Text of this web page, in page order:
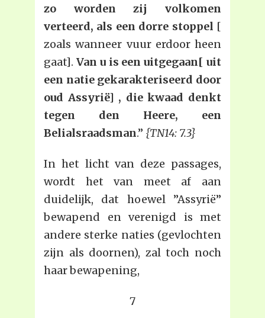
zo worden zij volkomen
verteerd, als een dorre stoppel [
zoals wanneer vuur erdoor heen
gaat]. Van u is een uitgegaan[ uit
een natie gekarakteriseerd door
oud Assyrië] , die kwaad denkt
tegen den Heere, een
Belialsraadsman.” {TN14: 7.3}
In het licht van deze passages,
wordt het van meet af aan
duidelijk, dat hoewel ”Assyrië”
bewapend en verenigd is met
andere sterke naties (gevlochten
zijn als doornen), zal toch noch
haar bewapening,
7